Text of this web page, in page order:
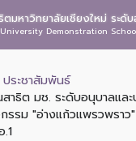
ธิตมหาวิทยาลัยเชียงใหม่ ระดั
Demonstration
ประชาสัมพันธ์
สาธิต มช. ระดับอนุบาลแล
รรม "อ่างแก้วแพรวพราว